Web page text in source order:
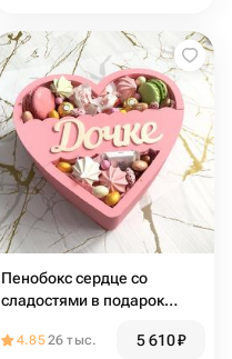
Пенобокс сердце со
сладостями в подарок
4.8526 тыс. 5 610₽